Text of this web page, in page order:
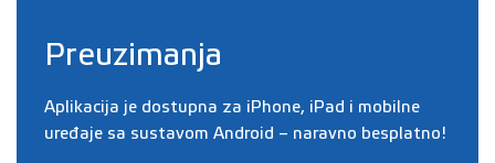
Preuzimanja
Aplikacija je dostupna za iPhone, iPad i mobilne
uređaje sa sustavom Android – naravno besplatno!